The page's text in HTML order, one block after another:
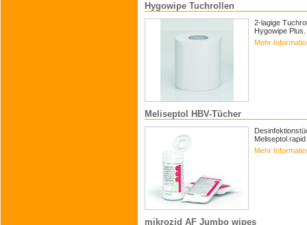
Hygowipe Tuchrollen
2-lagige
Hygowipe Plus.
Mehr
Meliseptol HBV-Tücher
Meliseptol
Mehr
mikrozid AF Jumbo wipes